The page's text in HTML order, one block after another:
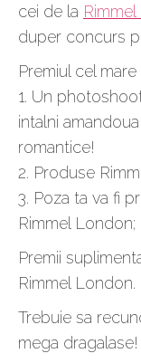
cei de la
duper concurs
Premiul cel
1. Un
intalni
romantice!
2. Produse
3. Poza ta va fi
Rimmel London;
Premii
Rimmel London.
Trebuie sa
mega dragalase!